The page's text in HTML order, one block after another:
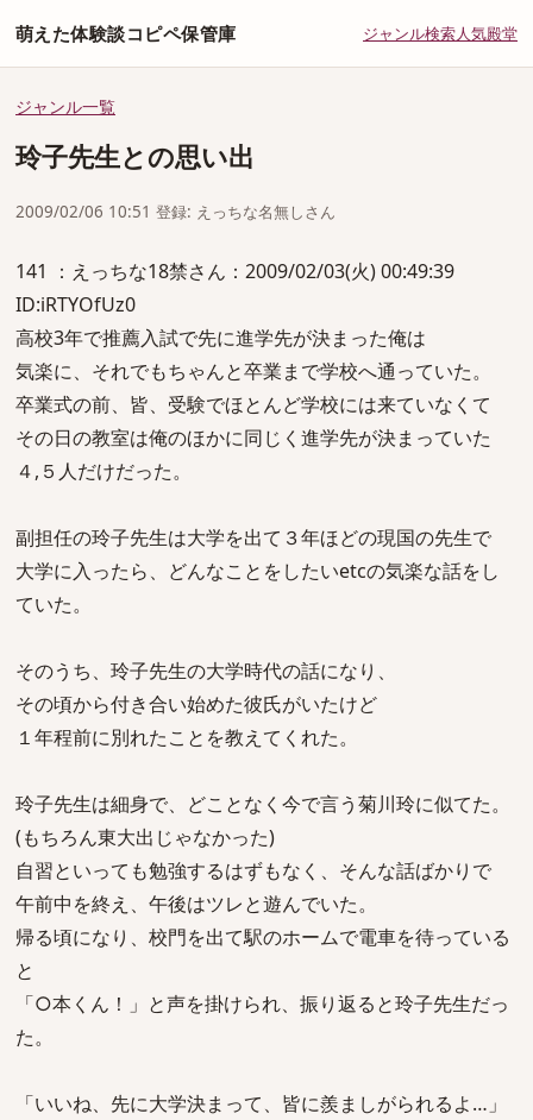
萌えた体験談コピペ保管庫 ジャンル検索人気殿堂
ジャンル一覧
玲子先生との思い出
2009/02/06 10:51 登録: えっちな名無しさん
141 ：えっちな18禁さん：2009/02/03(火) 00:49:39
ID:iRTYOfUz0
高校3年で推薦入試で先に進学先が決まった俺は
気楽に、それでもちゃんと卒業まで学校へ通っていた。
卒業式の前、皆、受験でほとんど学校には来ていなくて
その日の教室は俺のほかに同じく進学先が決まっていた
４,５人だけだった。
副担任の玲子先生は大学を出て３年ほどの現国の先生で
大学に入ったら、どんなことをしたいetcの気楽な話をし
ていた。
そのうち、玲子先生の大学時代の話になり、
その頃から付き合い始めた彼氏がいたけど
１年程前に別れたことを教えてくれた。
玲子先生は細身で、どことなく今で言う菊川玲に似てた。
(もちろん東大出じゃなかった)
自習といっても勉強するはずもなく、そんな話ばかりで
午前中を終え、午後はツレと遊んでいた。
帰る頃になり、校門を出て駅のホームで電車を待っている
と
「○本くん！」と声を掛けられ、振り返ると玲子先生だっ
た。
「いいね、先に大学決まって、皆に羨ましがられるよ…」